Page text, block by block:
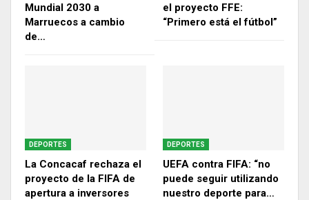
Mundial 2030 a
Marruecos a cambio
de…
el proyecto FFE:
“Primero está el fútbol”
DEPORTES
La Concacaf rechaza el
proyecto de la FIFA de
apertura a inversores
DEPORTES
UEFA contra FIFA: “no
puede seguir utilizando
nuestro deporte para…